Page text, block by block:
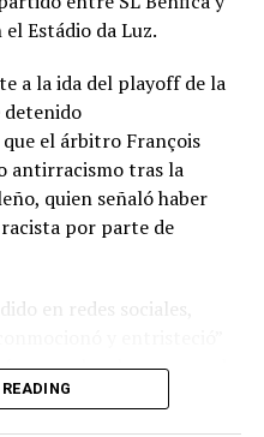
Estádio da Luz.
a la ida del playoff de la
detenido
el árbitro François
antirracismo tras la
quien señaló haber
por parte de
en redes sociales,
que no hay lugar para el
Señaló que es